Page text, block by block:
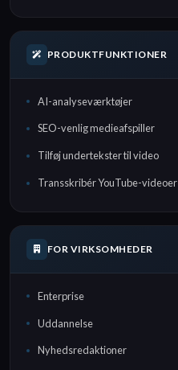
PRODUKTFUNKTIONER
AI-analyseværktøjer
SEO-venlig medieafspiller
Tilføj undertekster til video
Transskribér YouTube-videoer
FOR VIRKSOMHEDER
Enterprise
Uddannelse
Nyhedsredaktioner